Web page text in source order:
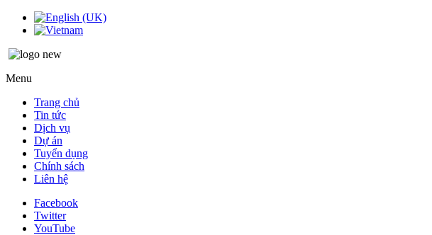
Menu
Trang chủ
Tin tức
Dịch vụ
Dự án
Tuyển dụng
Chính sách
Liên hệ
Facebook
Twitter
YouTube